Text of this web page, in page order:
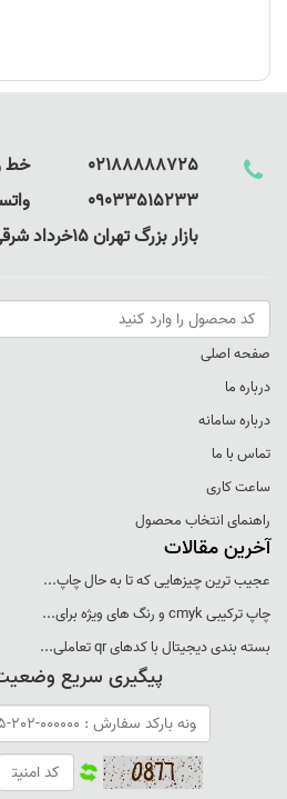
02188888725 خط ویـــــــــــــژه
09033515233 واتساپ و تلگرام
بازار بزرگ تهران 15خرداد شرقی پ157
صفحه اصلی
درباره ما
درباره سامانه
تماس با ما
ساعت کاری
راهنمای انتخاب محصول
آخرین مقالات
عجيب ترين چيزهايی که تا به حال چاپ...
چاپ ترکيبی cmyk و رنگ های ويژه برای...
بسته بندی ديجيتال با کدهای qr تعاملی...
پیگیری سریع